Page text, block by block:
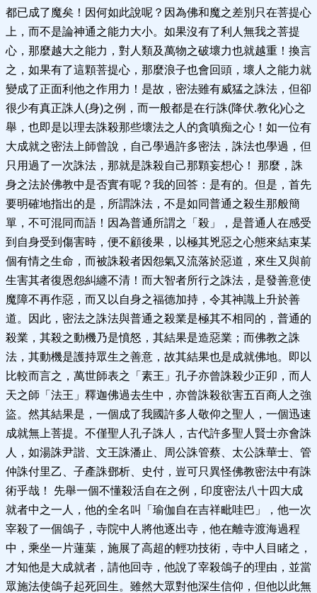
都已成了魔矣！因何如此說呢？因為佛和魔之差別只在菩提心
上，而不是論神通之能力大小。如果沒有了利人無我之菩提
心，那麼越大之能力，對人類及萬物之破壞力也就越重！換言
之，如果有了這顆菩提心，那麼浪子也會回頭，壞人之能力就
變成了正面利他之作用力！是故，密法雖有威猛之誅法，但卻
很少有真正誅人(身)之例，而一般都是在行誅(降伏.教化)心之
舉，也即是以理去誅殺那些壞法之人的貪嗔痴之心！如一位有
大成就之密法上師曾說，自己學過許多密法，誅法也學過，但
只用過了一次誅法，那就是誅殺自己那顆妄想心！ 那麼，誅
身之法於佛教中是否實有呢？我的回答：是有的。但是，首先
要明確地指出的是，所謂誅法，不是如同普通之殺生那般簡
單，不可混同而語！因為普通所謂之「殺」，是普通人在感受
到自身受到傷害時，便不顧後果，以極其兇惡之心態來結束某
個有情之生命，而被誅殺者因怨氣又流落於惡道，來生又與前
生害其者復恩怨糾纏不清！而大智者所行之誅法，是發善意使
魔障不再作惡，而又以自身之福德加持，令其神識上升於善
道。因此，密法之誅法與普通之殺業是極其不相同的，普通的
殺業，其殺之動機乃是憤怒，其結果是造惡業；而佛教之誅
法，其動機是護持眾生之善意，故其結果也是成就佛地。即以
比較而言之，萬世師表之「素王」孔子亦曾誅殺少正卯，而人
天之師「法王」釋迦佛過去生中，亦曾誅殺欲害五百商人之強
盜。然其結果是，一個成了我國許多人敬仰之聖人，一個迅速
成就無上菩提。不僅聖人孔子誅人，古代許多聖人賢士亦會誅
人，如湯誅尹諧、文王誅潘止、周公誅管蔡、太公誅華士、管
仲誅付里乙、子產誅鄧析、史付，豈可只異怪佛教密法中有誅
術乎哉！ 先舉一個不懂殺活自在之例，印度密法八十四大成
就者中之一人，他的全名叫「瑜伽自在吉祥毗哇巴」，他一次
宰殺了一個鴿子，寺院中人將他逐出寺，他在離寺渡海過程
中，乘坐一片蓮葉，施展了高超的輕功技術，寺中人目睹之，
才知他是大成就者，請他回寺，他說了宰殺鴿子的理由，並當
眾施法使鴿子起死回生。雖然大眾對他深生信仰，但他以此無